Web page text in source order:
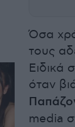
Όσα
τους
Ειδικά
όταν
media